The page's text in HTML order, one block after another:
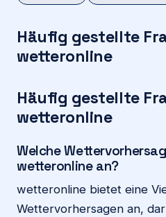
Häufig gestellte
wetteronline
Häufig gestellte
wetteronline
Welche
wetteronline an?
wetteronline bietet eine
Wettervorhersagen an,